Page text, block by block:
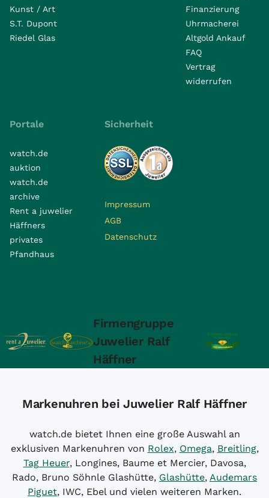
Kunst / Art
S.T. Dupont
Riedel Glas
Finanzierung
Uhrmacherei
Altgold Ankauf
FAQ
Vertrag
widerrufen
Portale
watch.de
auktion
watch.de
archive
Rent a juwelier
Häffners
privates
Pfandhaus
Sicherheit
Impressum
AGB
Datenschutz
Firmengruppe
Juwelier Ralf
Häffner
Markenuhren bei Juwelier Ralf Häffner
watch.de bietet Ihnen eine große Auswahl an
exklusiven Markenuhren von Rolex, Omega, Breitling,
Tag Heuer, Longines, Baume et Mercier, Davosa,
Rado, Bruno Söhnle Glashütte, Glashütte, Audemars
Piguet, IWC, Ebel und vielen weiteren Marken.